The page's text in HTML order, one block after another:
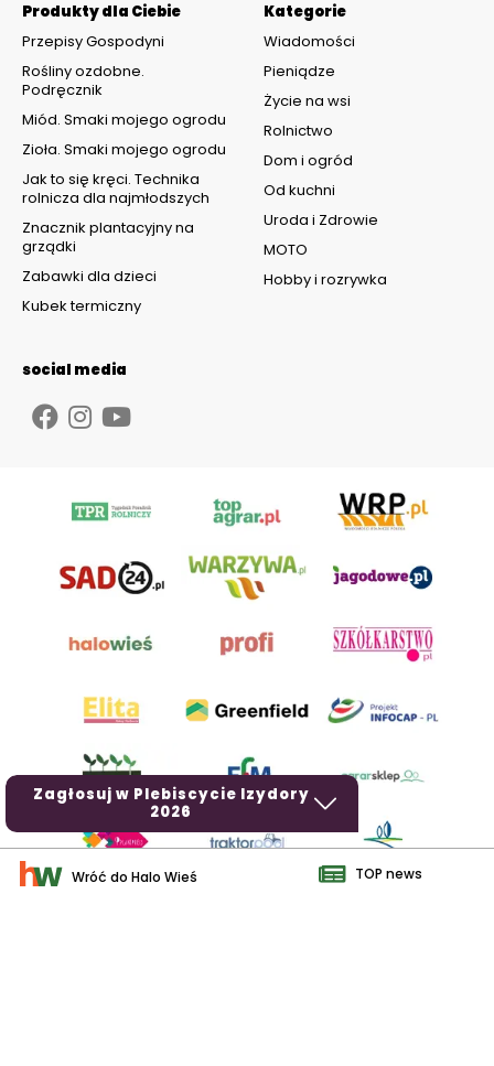
Zagłosuj w Plebiscycie Izydory
2026
Kategorie
Wiadomości
Pieniądze
Życie na wsi
Rolnictwo
Dom i ogród
Od kuchni
Uroda i Zdrowie
MOTO
Hobby i rozrywka
Produkty dla Ciebie
Przepisy Gospodyni
Rośliny ozdobne.
Podręcznik
Miód. Smaki mojego ogrodu
Zioła. Smaki mojego ogrodu
Jak to się kręci. Technika
rolnicza dla najmłodszych
Znacznik plantacyjny na
grządki
Zabawki dla dzieci
Kubek termiczny
social media
Wróć do Halo Wieś TOP news